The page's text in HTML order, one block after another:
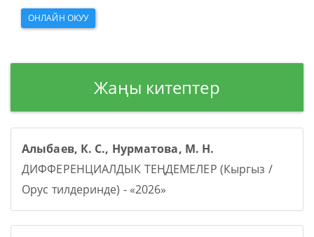
ОНЛАЙН ОКУУ
Жаңы китептер
Алыбаев, К. С., Нурматова, М. Н.
ДИФФЕРЕНЦИАЛДЫК ТЕҢДЕМЕЛЕР (Кыргыз /
Орус тилдеринде) - «2026»